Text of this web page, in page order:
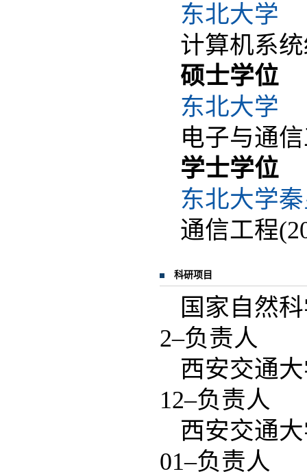
东北大学
计算机系
硕士学位
东北大学
电子与通
学士学位
东北大学
通信工程
科研项目
国家自然
2–负责人
西安交通
12–负责人
西安交通
01–负责人